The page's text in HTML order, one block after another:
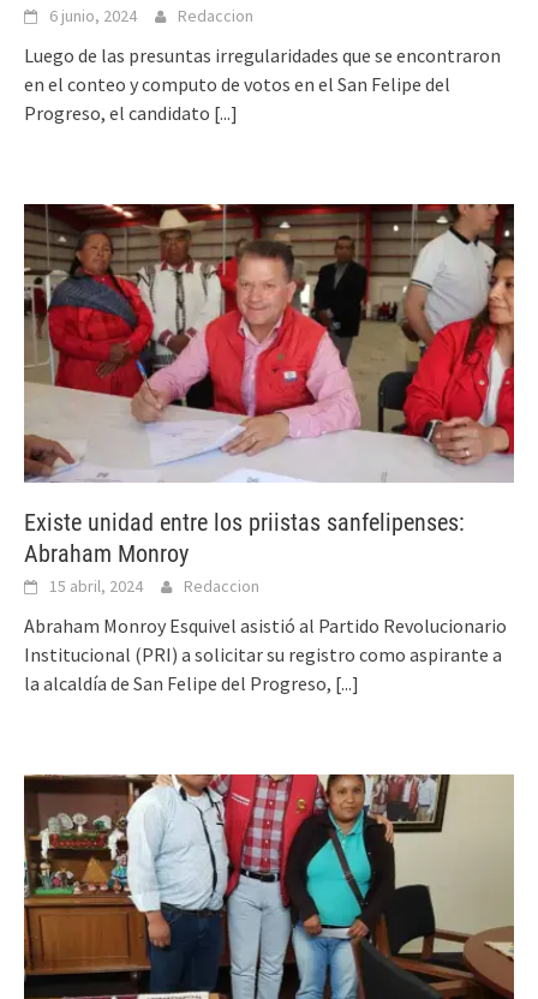
6 junio, 2024 Redaccion
Luego de las presuntas irregularidades que se encontraron
en el conteo y computo de votos en el San Felipe del
Progreso, el candidato [...]
Existe unidad entre los priistas sanfelipenses:
Abraham Monroy
15 abril, 2024 Redaccion
Abraham Monroy Esquivel asistió al Partido Revolucionario
Institucional (PRI) a solicitar su registro como aspirante a
la alcaldía de San Felipe del Progreso, [...]